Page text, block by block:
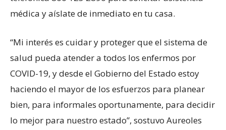
médica y aíslate de inmediato en tu casa.
“Mi interés es cuidar y proteger que el sistema de
salud pueda atender a todos los enfermos por
COVID-19, y desde el Gobierno del Estado estoy
haciendo el mayor de los esfuerzos para planear
bien, para informales oportunamente, para decidir
lo mejor para nuestro estado”, sostuvo Aureoles